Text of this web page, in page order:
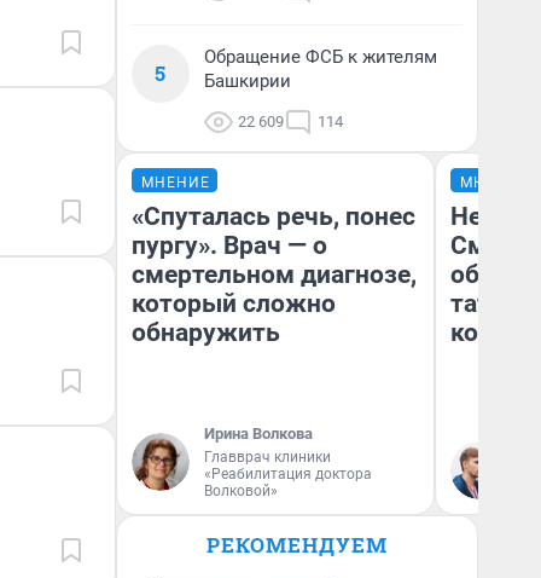
5
Обращение ФСБ к жителям
Башкирии
22 609 114
МНЕНИЕ
«Спуталась речь, понес
пургу». Врач — о
смертельном диагнозе,
который сложно
обнаружить
Ирина Волкова
Главврач клиники
«Реабилитация доктора
Волковой»
МНЕНИЕ
РЕКОМЕНДУЕМ